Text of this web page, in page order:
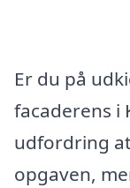
Er du på
facaderens i
udfordring
opgaven,